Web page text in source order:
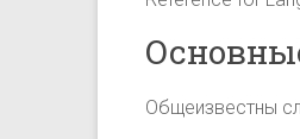
Общеизвестны